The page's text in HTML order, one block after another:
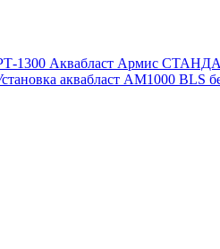
1300 Аквабласт Армис
аквабласт AM1000 BLS